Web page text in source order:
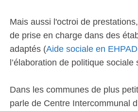
Mais aussi l'octroi de
de prise en charge dans des
adaptés (Aide sociale en EHPAD
l’élaboration de politique
Dans les communes de plus
parle de Centre Intercommunal